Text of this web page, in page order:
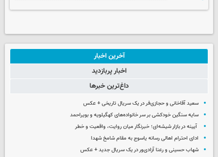
آخرین اخبار
اخبار پربازدید
داغ‌ترین خبرها
سعید آقاخانی و حجازی‌فر در یک سریال تاریخی + عکس
سایه سنگین خودکشی بر سر خانواده‌های کهگیلویه و بویراحمد
آیینه در بازار شیشه‌ای؛ خبرنگار میان روایت، واقعیت و خطر
ادای احترام اهالی رسانه یاسوج به مقام شامخ شهدا
شهاب حسینی و رعنا آزادی‌ور در یک سریال جدید + عکس